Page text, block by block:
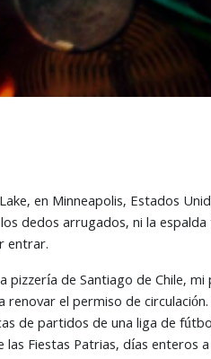
en Minneapolis, Estados
dedos arrugados, ni la
entrar.
de Santiago de Chile, mi
el permiso de
de partidos de una liga de
Fiestas Patrias, días enteros